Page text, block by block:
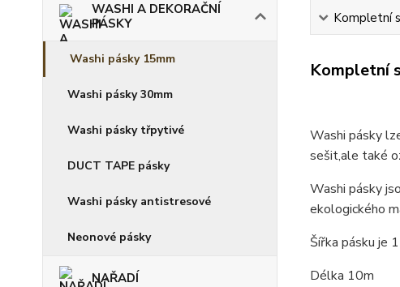
WASHI A DEKORAČNÍ
PÁSKY
Washi pásky 15mm
Washi pásky 30mm
Washi pásky třpytivé
DUCT TAPE pásky
Washi pásky antistresové
Neonové pásky
NAŘADÍ
Kompletní
Kompletní
Washi pásky
sešit,ale také
Washi pásky
ekologického
Šířka pásku je
Délka 10m